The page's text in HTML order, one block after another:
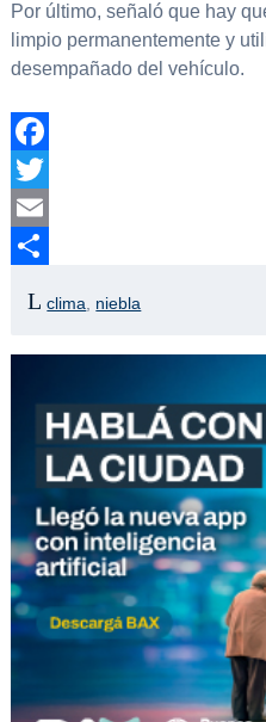
Por último, señaló que hay
limpio permanentemente y
desempañado del vehículo.
Facebook
Twitter
Email
clima niebla